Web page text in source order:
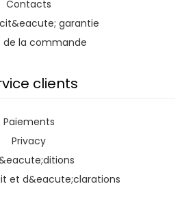
Contacts
garantie
de la commande
clients
Paiements
Privacy
et d&eacute;clarations